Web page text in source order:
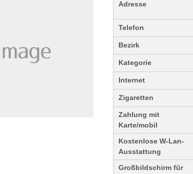
Adresse
Telefon
Bezirk
Kategorie
Internet
Zigaretten
Zahlung mit
Karte/mobil
Kostenlose W-Lan-
Ausstattung
Großbildschirm für